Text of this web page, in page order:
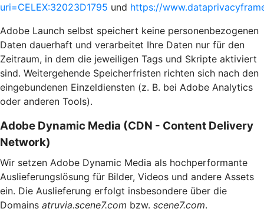
uri=CELEX:32023D1795 und https://
Adobe Launch selbst speichert keine personenbezogenen
Daten dauerhaft und verarbeitet Ihre Daten nur für den
Zeitraum, in dem die jeweiligen Tags und Skripte aktiviert
sind. Weitergehende Speicherfristen richten sich nach den
eingebundenen Einzeldiensten (z. B. bei Adobe Analytics
oder anderen Tools).
Adobe Dynamic Media (CDN - Content Delivery
Network)
Wir setzen Adobe Dynamic Media als hochperformante
Auslieferungslösung für Bilder, Videos und andere Assets
ein. Die Auslieferung erfolgt insbesondere über die
Domains atruvia.scene7.com bzw. scene7.com.